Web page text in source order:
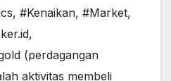
, #Kenaikan, #Market,
,
(perdagangan
aktivitas membeli